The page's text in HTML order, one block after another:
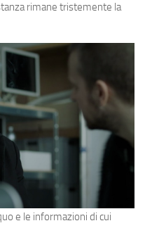
rimane tristemente la
e le informazioni di cui